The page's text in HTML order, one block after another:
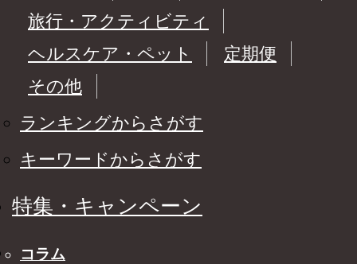
旅行・アクティビティ
ヘルスケア・ペット
定期便
その他
ランキングからさがす
キーワードからさがす
特集・キャンペーン
コラム